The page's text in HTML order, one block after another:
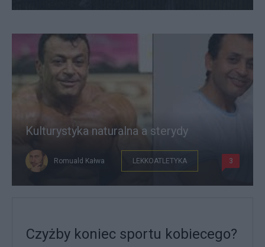
Kulturystyka naturalna a sterydy
Romuald Kałwa LEKKOATLETYKA 3
Czyżby koniec sportu kobiecego?